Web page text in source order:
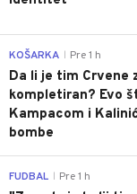
KOŠARKA Pre 1 h
Da li je tim Crvene
kompletiran? Evo
Kampacom i
bombe
FUDBAL Pre 1 h